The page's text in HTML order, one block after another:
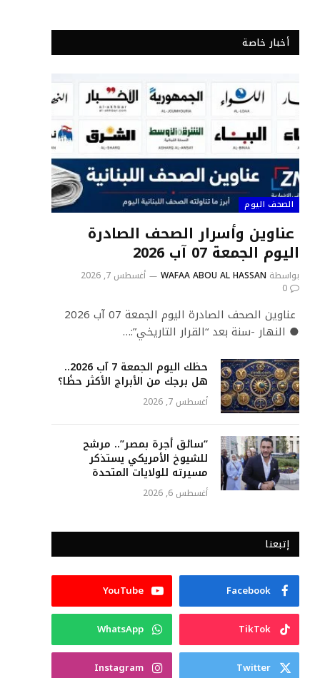
أخبار خاصة
الصحف اليوم
عناوين وأسرار الصحف الصادرة
اليوم الجمعة 07 آب 2026
بواسطة WAFAA ABOU AL HASSAN
أغسطس 7, 2026
0
عناوين الصحف الصادرة اليوم الجمعة 07 آب 2026
● النهار -سنة بعد “القرار التاريخي”:…
حظك اليوم الجمعة 7 آب 2026..
هل برجك من الأبراج الأكثر حظًا؟
أغسطس 7, 2026
“سائق أجرة بمصر”.. مرشح
للشيوخ الأمريكي يستذكر
مسيرته للولايات المتحدة
أغسطس 6, 2026
إتبعنا
Facebook
YouTube
TikTok
WhatsApp
Twitter
Instagram